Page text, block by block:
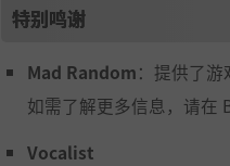
特别鸣谢
Mad Random：提供了游
如需了解更多信息，请
Vocalist